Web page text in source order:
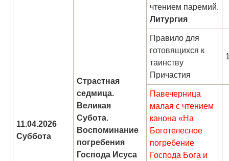
11.04.2026
Суббота
Страстная
седмица.
Великая
Субота.
Воспоминание
погребения
Господа Исуса
чтением паремий.
Литургия
Правило для
готовящихся к
таинству
Причастия
Павечерница
малая с чтением
канона «На
Боготелесное
погребение
Господа Бога и